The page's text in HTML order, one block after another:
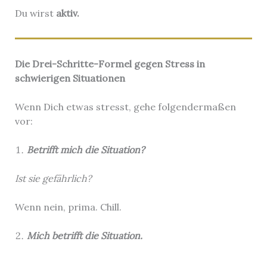
Du wirst aktiv.
Die Drei-Schritte-Formel gegen Stress in
schwierigen Situationen
Wenn Dich etwas stresst, gehe folgendermaßen
vor:
Betrifft mich die Situation?
Ist sie gefährlich?
Wenn nein, prima. Chill.
Mich betrifft die Situation.